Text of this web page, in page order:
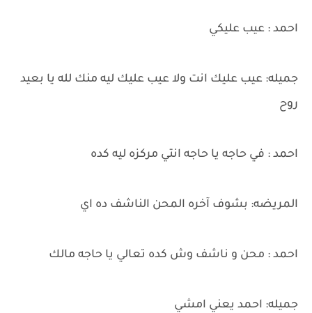
احمد : عيب عليكي
جميله: عيب عليك انت ولا عيب عليك ليه منك لله يا بعيد
روح
احمد : في حاجه يا حاجه انتي مركزه ليه كده
المريضه: بشوف آخره المحن الناشف ده اي
احمد : محن و ناشف وش كده تعالي يا حاجه مالك
جميله: احمد يعني امشي